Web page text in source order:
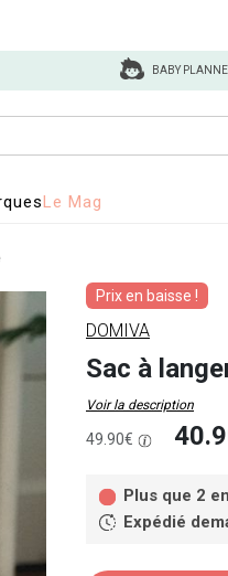
BABY
Le Mag
Prix en baisse !
DOMIVA
Sac à
Voir la description
49.90€
Plus que 2
Expédié